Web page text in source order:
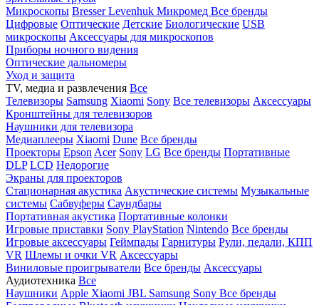
Микроскопы BresserLevenhuk Микромед Все бренды
Цифровые Оптические Детские Биологические USB
микроскопы Аксессуары для микроскопов
Приборы ночного видения
Оптические дальномеры
Уход и защита
TV, медиа и развлечения Все
Телевизоры Samsung Xiaomi Sony Все телевизоры Аксессуары
Кронштейны для телевизоров
Наушники для телевизора
Медиаплееры Xiaomi Dune Все бренды
Проекторы Epson Acer Sony LG Все бренды Портативные
DLP LCD Недорогие
Экраны для проекторов
Стационарная акустика Акустические системы Музыкальные
системы Сабвуферы Саундбары
Портативная акустика Портативные колонки
Игровые приставки Sony PlayStation Nintendo Все бренды
Игровые аксессуары Геймпады Гарнитуры Рули, педали, КПП
VR Шлемы и очки VR Аксессуары
Виниловые проигрыватели Все бренды Аксессуары
Аудиотехника Все
Наушники Apple Xiaomi JBL Samsung Sony Все бренды